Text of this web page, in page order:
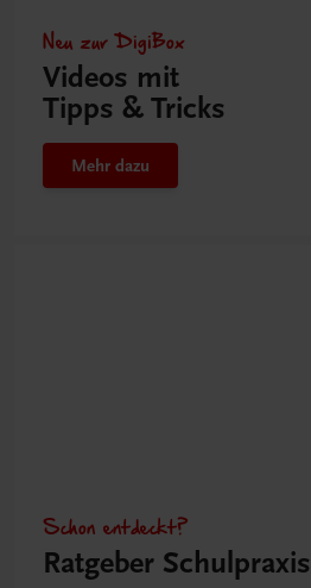
Neu zur DigiBox
Videos mit
Tipps & Tricks
Mehr dazu
Schon entdeckt?
Ratgeber Schulpraxis